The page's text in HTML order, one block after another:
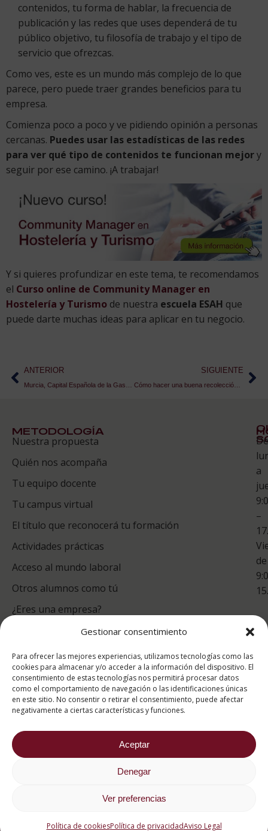
Gestionar consentimiento
Para ofrecer las mejores experiencias, utilizamos tecnologías como las
cookies para almacenar y/o acceder a la información del dispositivo. El
consentimiento de estas tecnologías nos permitirá procesar datos
como el comportamiento de navegación o las identificaciones únicas
en este sitio. No consentir o retirar el consentimiento, puede afectar
negativamente a ciertas características y funciones.
Aceptar
Denegar
Ver preferencias
Política de cookiesPolítica de privacidadAviso Legal
contenidos, tu forma de hablar, la frecuencia de
publicación y las redes que uses dependerá de tu
público objetivo, tu filosofía de trabajo y el tipo de
servicio que ofrezcas.
Como ves, este es un mundo más complejo de lo que
parece, pero puede traer grandes beneficios para tu
empresa.
Comienza poco a poco y ve pidiendo opinión a personas
cercanas. Puedes usar las estadísticas de las redes
para ver qué tipo de contenidos te funcionan mejory
seguir por ese camino. ¡A trabajar!
Y si quieres profundizar en este tema, te recomendamos
el Curso online de Community Manager en
Hostelería y Turismo de nuestra escuela ESAH que
puede darte muchas ideas para aplicar en tu negocio.
ANTERIOR SIGUIENTE
Cómo hacer una buena recolección de setas
METODOLOGÍA
Nuestra propuesta
Quién nos acompaña
Tu equipo docente
Tu campus virtual
El título que reconocerá tu formación
Actividades prácticas
Acceso al mundo laboral
Otros alumnos como tú
¿Eres una empresa?
Te
De
a
–
de
puntuación para ESAH
9.4/10
basado en1331
Valoraciones soportado por
eKomi
2026 ® Estudios Superiores Abiertos de Hostelería
Aviso Legal
Política de cookies